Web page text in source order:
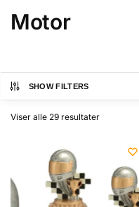
Motor
SHOW FILTERS
Viser alle 29 resultater